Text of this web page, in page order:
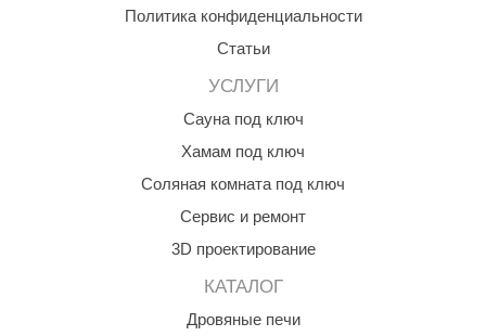
Политика конфиденциальности
Статьи
УСЛУГИ
Сауна под ключ
Хамам под ключ
Соляная комната под ключ
Сервис и ремонт
3D проектирование
КАТАЛОГ
Дровяные печи